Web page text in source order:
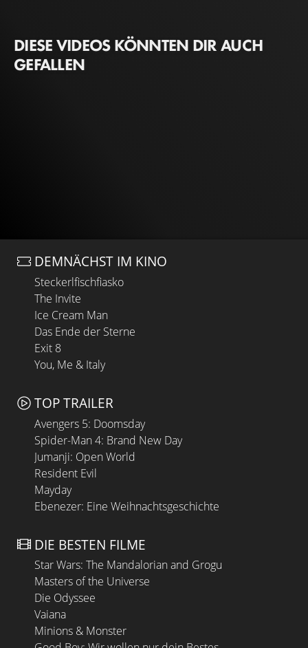
DIESE VIDEOS KÖNNTEN DIR AUCH
GEFALLEN
DEMNÄCHST IM KINO
Steckerlfischfiasko
The Invite
Ice Cream Man
Das Ende der Sterne
Exit 8
You, Me & Italy
TOP TRAILER
Avengers 5: Doomsday
Spider-Man 4: Brand New Day
Jumanji: Open World
Resident Evil
Mayday
Ebenezer: Eine Weihnachtsgeschichte
DIE BESTEN FILME
Star Wars: The Mandalorian and Grogu
Masters of the Universe
Die Odyssee
Vaiana
Minions & Monster